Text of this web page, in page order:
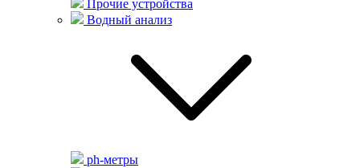
Прочие устройства
Водный анализ
ph-метры